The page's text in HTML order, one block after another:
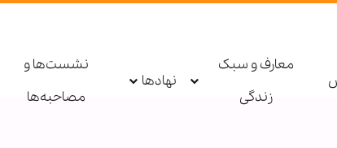
معارف و سبک
زندگی
نهادها
نشست‌ها و
مصاحبه‌ها